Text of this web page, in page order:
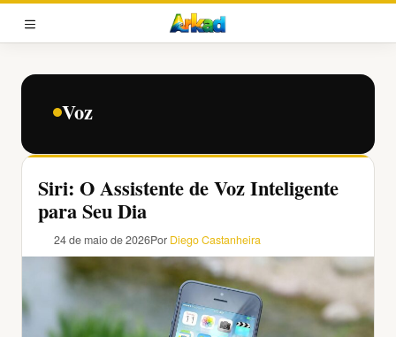
Pular
para
conteúdo
MENU
Voz
Siri: O Assistente de Voz Inteligente
para Seu Dia
24 de maio de 2026Por Diego Castanheira